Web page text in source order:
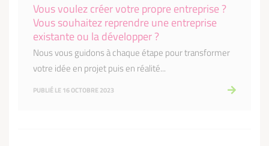
Vous voulez créer votre propre entreprise ?
Vous souhaitez reprendre une entreprise
existante ou la développer ?
Nous vous guidons à chaque étape pour transformer
votre idée en projet puis en réalité...
PUBLIÉ LE 16 OCTOBRE 2023